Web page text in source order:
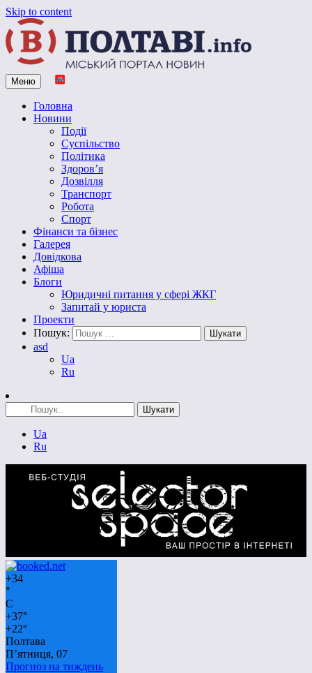
Skip to content
Vpoltave.info
Полтавський портал новин
Меню
Головна
Новини
Події
Суспільство
Політика
Здоров’я
Дозвілля
Транспорт
Робота
Спорт
Фінанси та бізнес
Галерея
Довідкова
Афіша
Блоги
Юридичні питання у сфері ЖКГ
Запитай у юриста
Проекти
Пошук:
asd
Ua
Ru
Ua
Ru
+34
°
C
+37°
+22°
Полтава
П’ятниця, 07
Прогноз на тиждень